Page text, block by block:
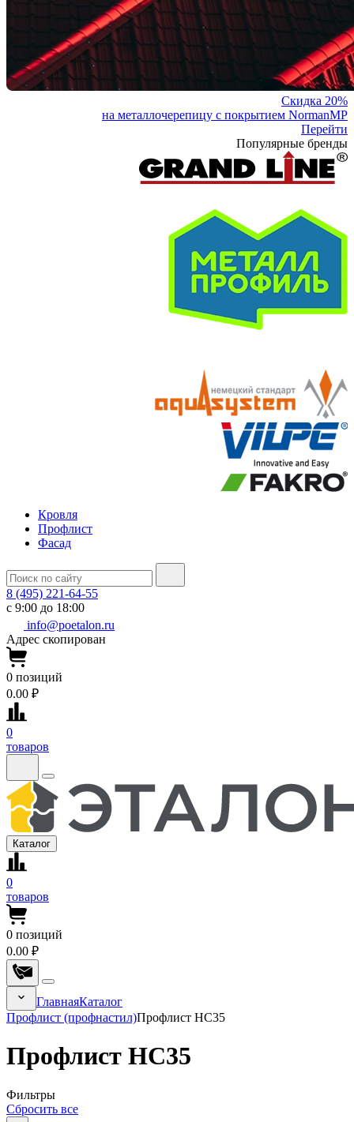
Скидка 20%
на металлочерепицу с покрытием NormanMP
Перейти
Популярные бренды
Кровля
Профлист
Фасад
8 (495) 221-64-55
с 9:00 до 18:00
info@poetalon.ru
Адрес скопирован
0 позиций
0.00 ₽
0
товаров
Каталог
0
товаров
0 позиций
0.00 ₽
ГлавнаяКаталог
Профлист (профнастил)Профлист НС35
Профлист НС35
Фильтры
Сбросить все